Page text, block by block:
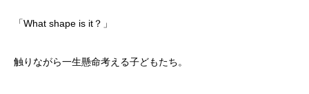
「What shape is it？」
触りながら一生懸命考える子どもたち。